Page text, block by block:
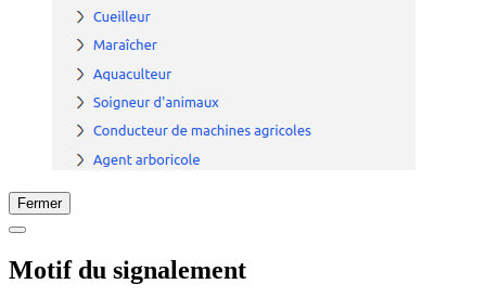
Fermer
Motif du signalement